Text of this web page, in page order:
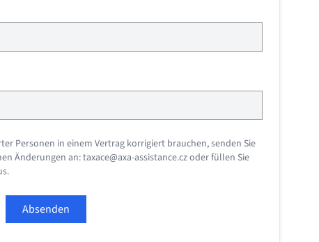
Personen in einem Vertrag korrigiert brauchen, senden Sie
Änderungen an: taxace@axa-assistance.cz oder füllen Sie
Absenden